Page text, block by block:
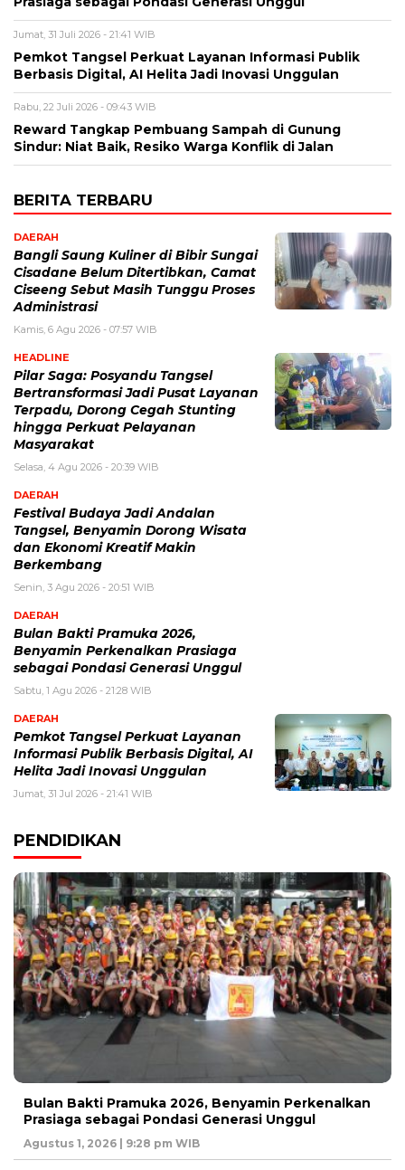
Jumat, 31 Juli 2026 - 21:41 WIB
Pemkot Tangsel Perkuat Layanan Informasi Publik
Berbasis Digital, AI Helita Jadi Inovasi Unggulan
Rabu, 22 Juli 2026 - 09:43 WIB
Reward Tangkap Pembuang Sampah di Gunung
Sindur: Niat Baik, Resiko Warga Konflik di Jalan
BERITA TERBARU
DAERAH
Bangli Saung Kuliner di Bibir Sungai
Cisadane Belum Ditertibkan, Camat
Ciseeng Sebut Masih Tunggu Proses
Administrasi
Kamis, 6 Agu 2026 - 07:57 WIB
HEADLINE
Pilar Saga: Posyandu Tangsel
Bertransformasi Jadi Pusat Layanan
Terpadu, Dorong Cegah Stunting
hingga Perkuat Pelayanan
Masyarakat
Selasa, 4 Agu 2026 - 20:39 WIB
DAERAH
Festival Budaya Jadi Andalan
Tangsel, Benyamin Dorong Wisata
dan Ekonomi Kreatif Makin
Berkembang
Senin, 3 Agu 2026 - 20:51 WIB
DAERAH
Bulan Bakti Pramuka 2026,
Benyamin Perkenalkan Prasiaga
sebagai Pondasi Generasi Unggul
Sabtu, 1 Agu 2026 - 21:28 WIB
DAERAH
Pemkot Tangsel Perkuat Layanan
Informasi Publik Berbasis Digital, AI
Helita Jadi Inovasi Unggulan
Jumat, 31 Jul 2026 - 21:41 WIB
PENDIDIKAN
Bulan Bakti Pramuka 2026, Benyamin Perkenalkan
Prasiaga sebagai Pondasi Generasi Unggul
Agustus 1, 2026 | 9:28 pm WIB